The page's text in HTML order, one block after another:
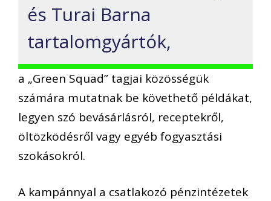
és Turai Barna
tartalomgyártók,
a „Green Squad” tagjai közösségük
számára mutatnak be követhető példákat,
legyen szó bevásárlásról, receptekről,
öltözködésről vagy egyéb fogyasztási
szokásokról.
A kampánnyal a csatlakozó pénzintézetek